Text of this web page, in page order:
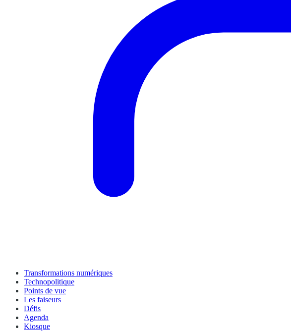
Transformations numériques
Technopolitique
Points de vue
Les faiseurs
Défis
Agenda
Kiosque